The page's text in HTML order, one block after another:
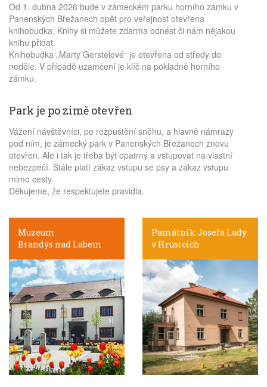
Od 1. dubna 2026 bude v zámeckém parku horního zámku v
Panenských Břežanech opět pro veřejnost otevřena
knihobudka. Knihy si můžete zdarma odnést či nám nějakou
knihu přidat.
Knihobudka „Marty Gerstelové“ je otevřena od středy do
neděle. V případě uzamčení je klíč na pokladně horního
zámku.
Park je po zimě otevřen
Vážení návštěvníci, po rozpuštění sněhu, a hlavně námrazy
pod ním, je zámecký park v Panenských Břežanech znovu
otevřen. Ale i tak je třeba být opatrný a vstupovat na vlastní
nebezpečí. Stále platí zákaz vstupu se psy a zákaz vstupu
mimo cesty.
Děkujeme, že respektujete pravidla.
Muzeum
Brandýs nad Labem
Památník Josefa Lady
v Hrusicích